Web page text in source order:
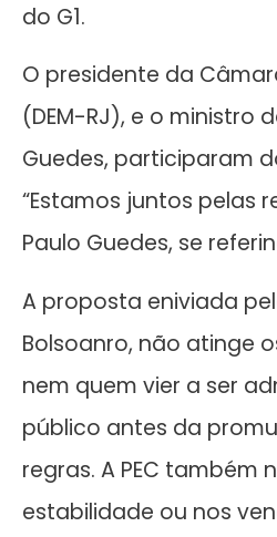
do G1.
O presidente da
(DEM-RJ), e o ministro
Guedes, participaram
“Estamos juntos pelas
Paulo Guedes, se
A proposta eniviada
Bolsoanro, não atinge
nem quem vier a ser
público antes da
regras. A PEC também
estabilidade ou nos